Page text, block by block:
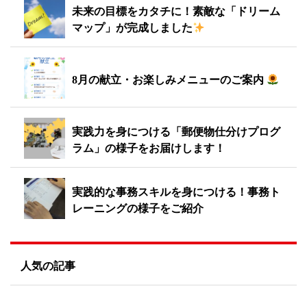
未来の目標をカタチに！素敵な「ドリーム
マップ」が完成しました
8月の献立・お楽しみメニューのご案内
実践力を身につける「郵便物仕分けプログ
ラム」の様子をお届けします！
実践的な事務スキルを身につける！事務ト
レーニングの様子をご紹介
人気の記事